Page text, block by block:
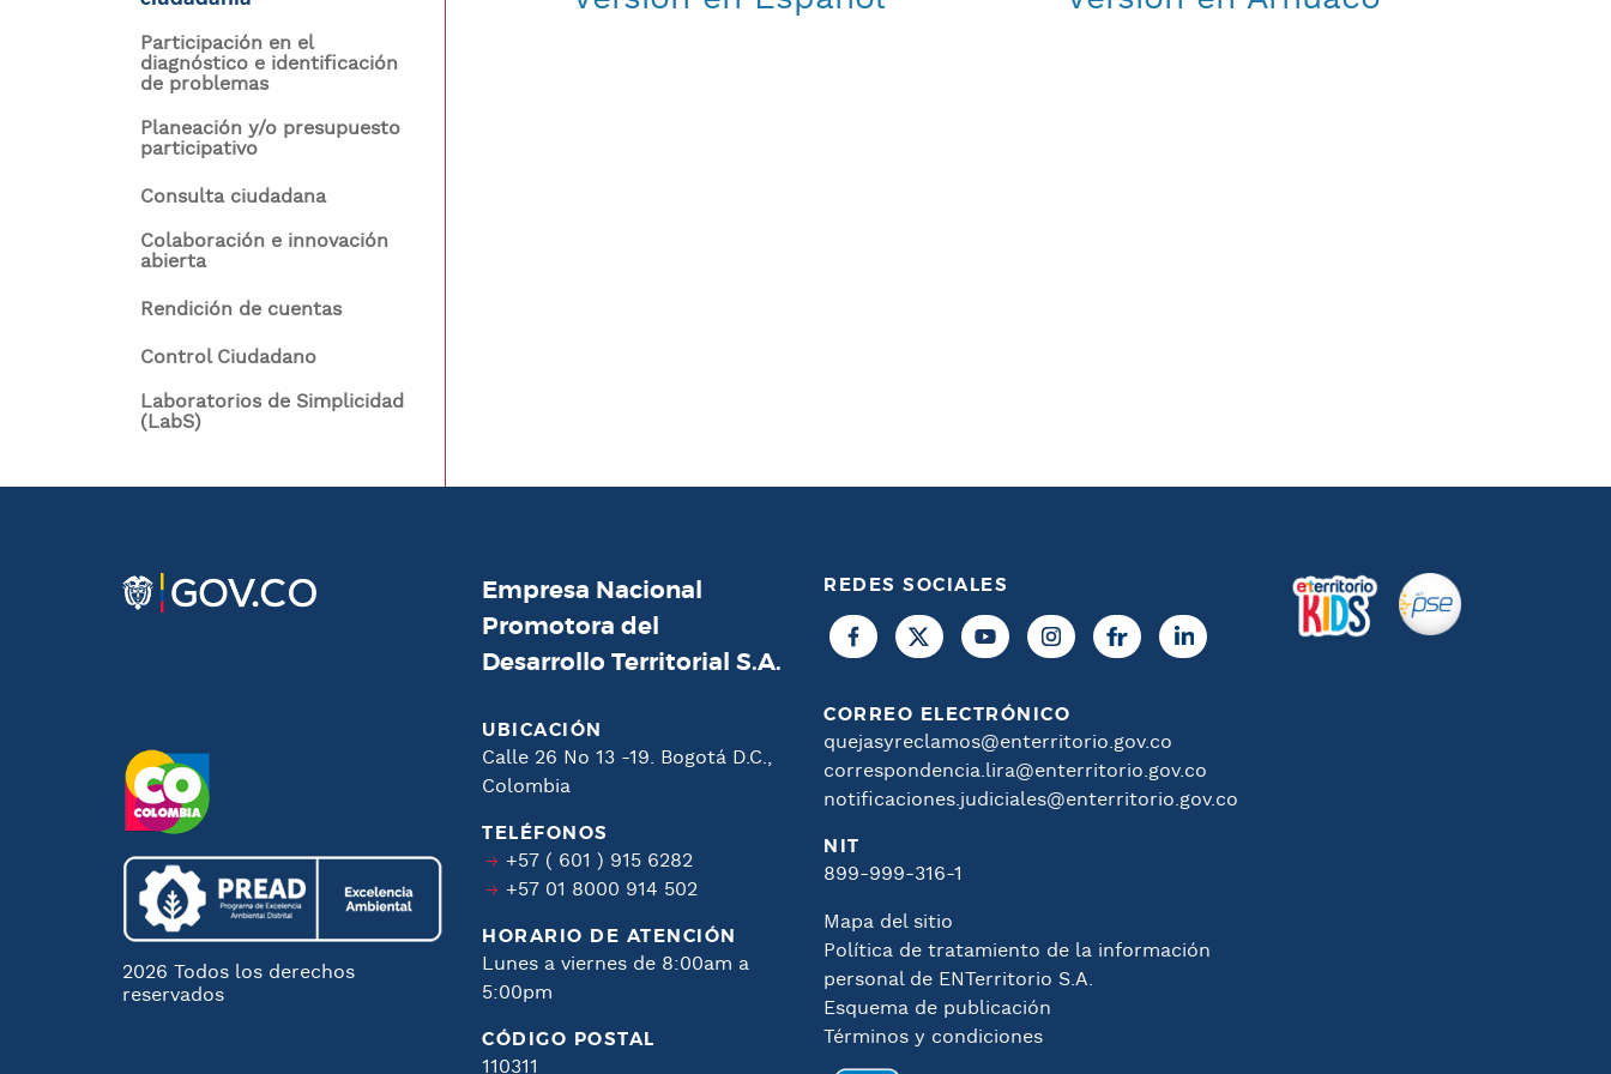
ayuda
a
la
navegación
Navegación
contexto
Participación en el
diagnóstico e identificación
de problemas
Planeación y/o presupuesto
participativo
Consulta ciudadana
Colaboración e innovación
abierta
Rendición de cuentas
Control Ciudadano
Laboratorios de Simplicidad
(LabS)
2026 Todos los derechos
reservados
Empresa Nacional
Promotora del
Desarrollo Territorial S.A.
UBICACIÓN
Calle 26 No 13 -19. Bogotá D.C.,
Colombia
TELÉFONOS
+57 ( 601 ) 915 6282
+57 01 8000 914 502
HORARIO DE ATENCIÓN
Lunes a viernes de 8:00am a
5:00pm
CÓDIGO POSTAL
110311
REDES SOCIALES
CORREO ELECTRÓNICO
quejasyreclamos@enterritorio.gov.co
correspondencia.lira@enterritorio.gov.co
notificaciones.judiciales@enterritorio.gov.co
NIT
899-999-316-1
Mapa del sitio
Política de tratamiento de la información
personal de ENTerritorio S.A.
Esquema de publicación
Términos y condiciones